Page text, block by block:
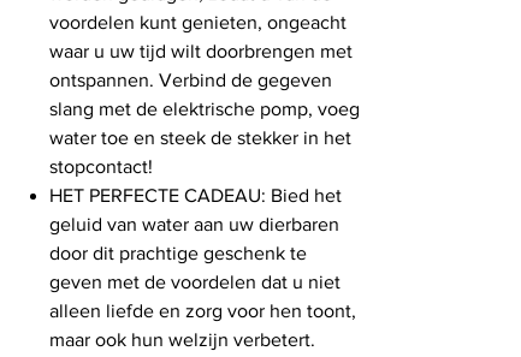
voordelen kunt genieten, ongeacht
waar u uw tijd wilt doorbrengen met
ontspannen. Verbind de gegeven
slang met de elektrische pomp, voeg
water toe en steek de stekker in het
stopcontact!
HET PERFECTE CADEAU: Bied het
geluid van water aan uw dierbaren
door dit prachtige geschenk te
geven met de voordelen dat u niet
alleen liefde en zorg voor hen toont,
maar ook hun welzijn verbetert.